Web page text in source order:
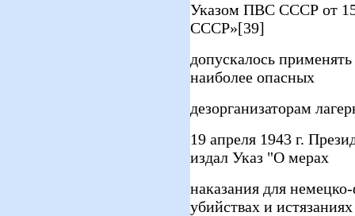
Указом ПВС СССР от
СССР»[39]
допускалось
наиболее опасных
дезорганизаторам
19 апреля 1943 г.
издал Указ "О мерах
наказания для
убийствах и истязаниях